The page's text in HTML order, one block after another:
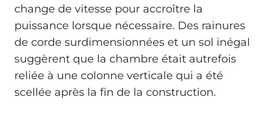
change de vitesse pour accroître la
puissance lorsque nécessaire. Des rainures
de corde surdimensionnées et un sol inégal
suggèrent que la chambre était autrefois
reliée à une colonne verticale qui a été
scellée après la fin de la construction.